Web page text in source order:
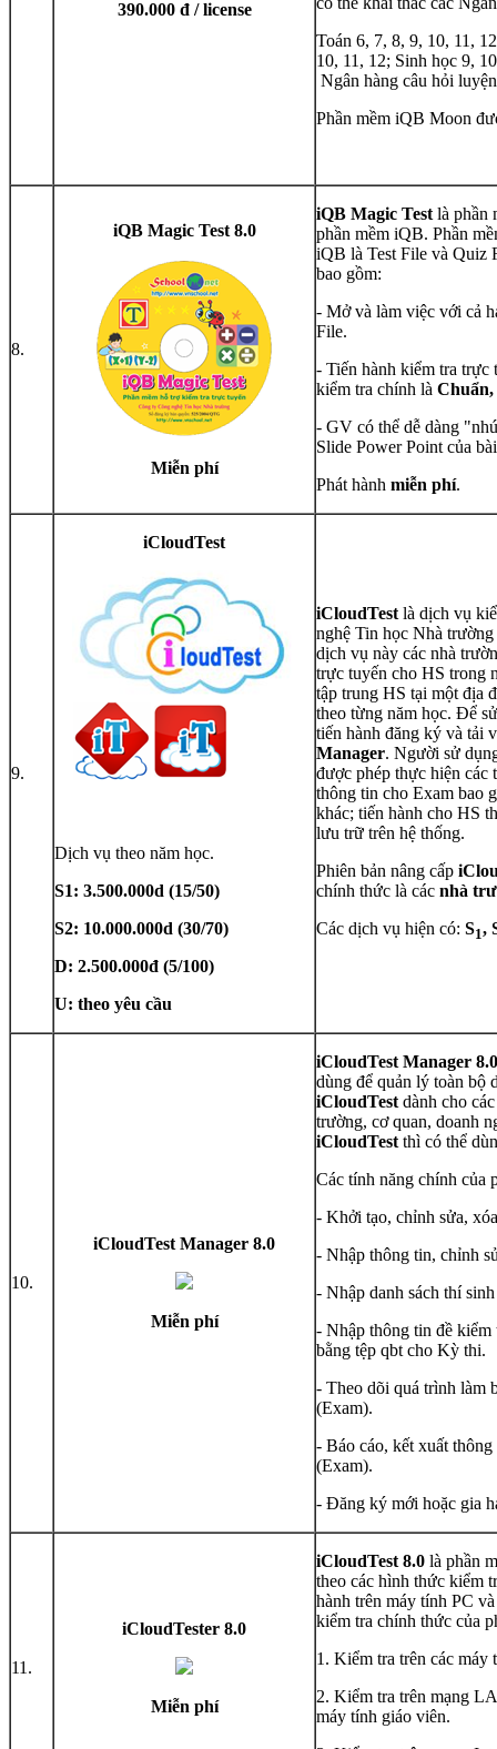
390.000 đ / license
Toán 6, 7, 8, 9, 10, 11,
10, 11, 12; Sinh học 9,
Ngân hàng câu hỏi
Phần mềm iQB Moon
8.
iQB Magic Test 8.0
Miễn phí
iQB Magic Test là phần
phần mềm iQB. Phần
iQB là Test File và Quiz
bao gồm:
- Mở và làm việc với cả
File.
- Tiến hành kiểm tra trực
kiểm tra chính là
- GV có thể dễ dàng
Slide Power Point của
Phát hành miễn phí.
9.
iCloudTest
Dịch vụ theo năm học.
S1: 3.500.000d (15/50)
S2: 10.000.000d (30/70)
D: 2.500.000đ (5/100)
U: theo yêu cầu
iCloudTest là dịch vụ
nghệ Tin học Nhà
dịch vụ này các nhà
trực tuyến cho HS trong
tập trung HS tại một địa
theo từng năm học. Để
tiến hành đăng ký và tải
Manager. Người sử
được phép thực hiện các
thông tin cho Exam bao
khác; tiến hành cho HS
lưu trữ trên hệ thống.
Phiên bản nâng cấp
chính thức là các nhà
Các dịch vụ hiện có: S1,
10.
iCloudTest Manager 8.0
Miễn phí
iCloudTest Manager
dùng để quản lý toàn bộ
iCloudTest dành cho
trường, cơ quan, doanh
iCloudTest thì có thể
Các tính năng chính của
- Khởi tạo, chỉnh sửa,
- Nhập thông tin, chỉnh
- Nhập danh sách thí
- Nhập thông tin đề kiểm
bằng tệp qbt cho Kỳ thi.
- Theo dõi quá trình làm
(Exam).
- Báo cáo, kết xuất
(Exam).
- Đăng ký mới hoặc gia
11.
iCloudTester 8.0
Miễn phí
iCloudTest 8.0 là phần
theo các hình thức kiểm
hành trên máy tính PC
kiểm tra chính thức của
1. Kiểm tra trên các máy
2. Kiểm tra trên mạng
máy tính giáo viên.